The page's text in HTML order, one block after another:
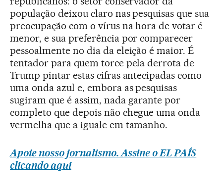
população deixou claro nas pesquisas que sua
preocupação com o vírus na hora de votar é
menor, e sua preferência por comparecer
pessoalmente no dia da eleição é maior. É
tentador para quem torce pela derrota de
Trump pintar estas cifras antecipadas como
uma onda azul e, embora as pesquisas
sugiram que é assim, nada garante por
completo que depois não chegue uma onda
vermelha que a iguale em tamanho.
Apoie nosso jornalismo. Assine o EL PAÍS
clicando aqui